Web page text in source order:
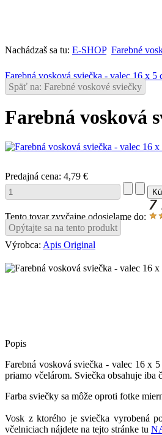
Nachádzaš sa tu: E-SHOP Farebné
Farebná vosková sviečka - valec 16 x 5
Späť na: Farebné voskové sviečky
Farebná vosková
Predajná cena: 4,79 €
Tento tovar zvyčajne odosielame do:
Opýtajte sa na tento produkt
Výrobca: Apis Original
Popis
Farebná vosková sviečka - valec 16 x
priamo včelárom. Sviečka obsahuje
Farba sviečky sa môže oproti fotke
Vosk z ktorého je sviečka vyrobená
včelniciach nájdete na tejto stránke tu